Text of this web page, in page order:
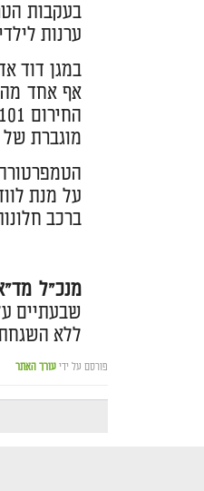
בעקבות
ערנות
במגן דוד
אף אחד
מוגברת של
על מנת
ברכב
מנכ"ל
שבעתיים
ללא
פורסם על ידי עורך האתר